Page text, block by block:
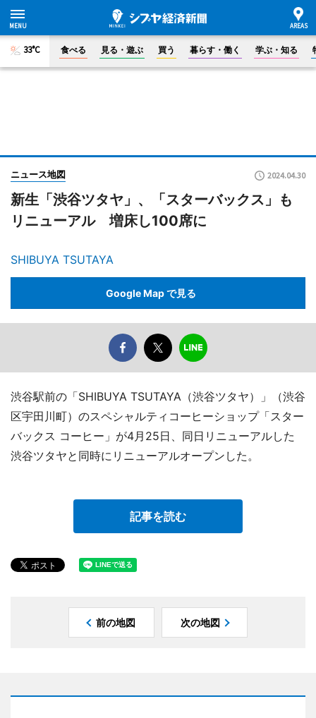
33°C 食べる 見る・遊ぶ 買う 暮らす・働く 学ぶ・知る
ニュース地図 2024.04.30
新生「渋谷ツタヤ」、「スターバックス」も
リニューアル 増床し100席に
SHIBUYA TSUTAYA
Google Map で見る
渋谷駅前の「SHIBUYA TSUTAYA（渋谷ツタヤ）」（渋谷
区宇田川町）のスペシャルティコーヒーショップ「スター
バックス コーヒー」が4月25日、同日リニューアルした
渋谷ツタヤと同時にリニューアルオープンした。
記事を読む
前の地図 次の地図